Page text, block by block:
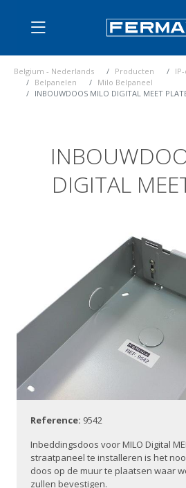
Belgium - Nederlands Producten
Belpanelen
Milo Belpaneel
INBOUWDOOS MILO DIGITAL MEET
DIGITAL
Reference: 9542
Inbeddingsdoos voor MILO Digital
straatpaneel te installeren is het
doos op de muur te plaatsen waar
zullen bevestigen.